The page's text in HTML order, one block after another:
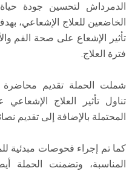
الدمرداش لتحسين جودة
الخاضعين للعلاج الإشعاعي،
تأثير الإشعاع على صحة الفم
فترة العلاج.
شملت الحملة تقديم
تناول تأثير العلاج
المحتملة بالإضافة إلى تقديم
كما تم إجراء فحوصات مبدئية
المناسبة، وتضمنت الحملة